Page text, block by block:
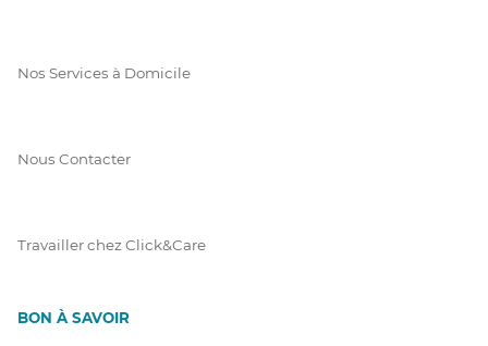
Nos Services à Domicile
Nous Contacter
Travailler chez Click&Care
BON À SAVOIR